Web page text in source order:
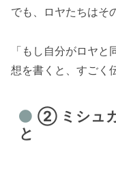
でも、ロヤたちはそ
「もし自分がロヤ
想を書くと、すごく
② ミシュ
と